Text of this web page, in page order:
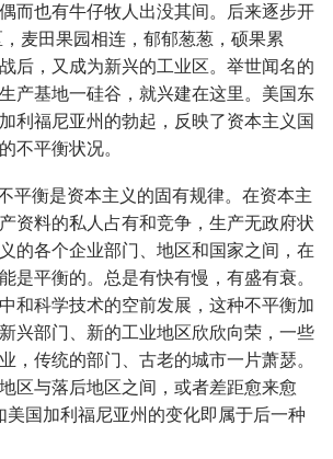
而也有牛仔牧人出没其间。后来逐步开
麦田果园相连，郁郁葱葱，硕果累
后，又成为新兴的工业区。举世闻名的
产基地一硅谷，就兴建在这里。美国东
利福尼亚州的勃起，反映了资本主义国
不平衡状况。
平衡是资本主义的固有规律。在资本主
资料的私人占有和竞争，生产无政府状
的各个企业部门、地区和国家之间，在
是平衡的。总是有快有慢，有盛有衰。
和科学技术的空前发展，这种不平衡加
兴部门、新的工业地区欣欣向荣，一些
，传统的部门、古老的城市一片萧瑟。
区与落后地区之间，或者差距愈来愈
美国加利福尼亚州的变化即属于后一种